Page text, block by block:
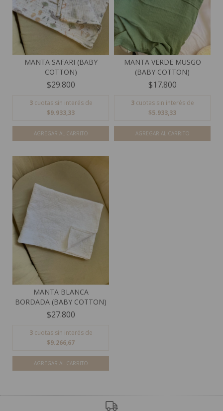
MANTA SAFARI (BABY
COTTON)
$29.800
3 cuotas sin interés de
$9.933,33
MANTA VERDE MUSGO
(BABY COTTON)
$17.800
3 cuotas sin interés de
$5.933,33
MANTA BLANCA
BORDADA (BABY COTTON)
$27.800
3 cuotas sin interés de
$9.266,67